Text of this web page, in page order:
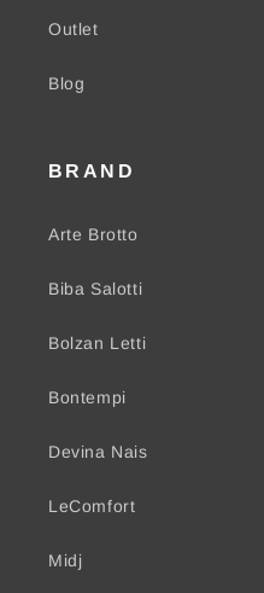
Outlet
Blog
BRAND
Arte Brotto
Biba Salotti
Bolzan Letti
Bontempi
Devina Nais
LeComfort
Midj